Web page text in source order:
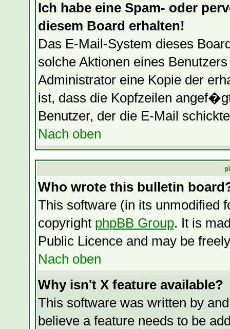
Ich habe eine Spam- oder
diesem Board erhalten!
Das E-Mail-System dieses
solche Aktionen eines
Administrator eine Kopie der
ist, dass die Kopfzeilen
Benutzer, der die E-Mail
Nach oben
Who wrote this bulletin
This software (in its unmodified
copyright phpBB Group. It is
Public Licence and may be
Nach oben
Why isn't X feature available?
This software was written by
believe a feature needs to be